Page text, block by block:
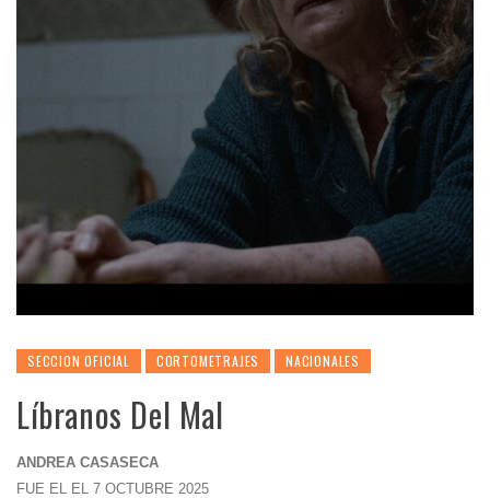
SECCION OFICIAL CORTOMETRAJES NACIONALES
Líbranos Del Mal
ANDREA CASASECA
FUE EL EL 7 OCTUBRE 2025